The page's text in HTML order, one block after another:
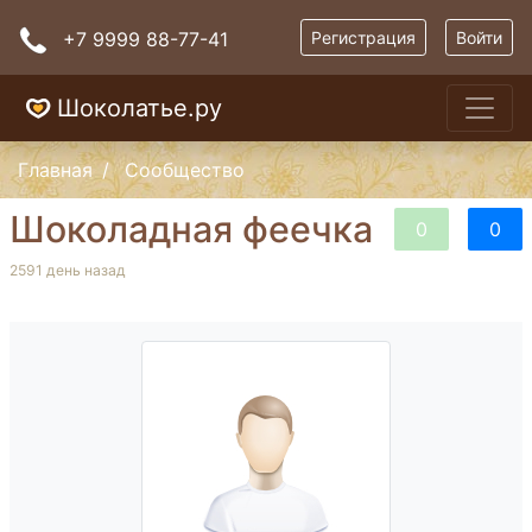
+7 9999 88-77-41 Регистрация Войти
Шоколатье.ру
Главная Сообщество
0 0
Шоколадная феечка
2591 день назад